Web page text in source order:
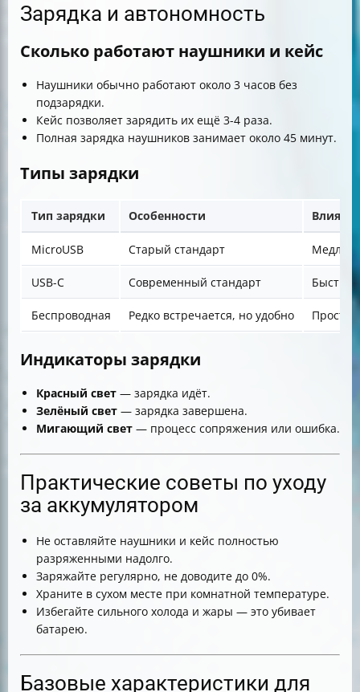
Зарядка и автономность
Сколько работают наушники и кейс
Наушники обычно работают около 3 часов без
подзарядки.
Кейс позволяет зарядить их ещё 3-4 раза.
Полная зарядка наушников занимает около 45 минут.
Типы зарядки
Тип зарядки Особенности
MicroUSB Старый стандарт
USB-C Современный стандарт
Беспроводная Редко встречается, но удобно Просто
Индикаторы зарядки
Красный свет — зарядка идёт.
Зелёный свет — зарядка завершена.
Мигающий свет — процесс сопряжения или ошибка.
Практические советы по уходу
за аккумулятором
Не оставляйте наушники и кейс полностью
разряженными надолго.
Заряжайте регулярно, не доводите до 0%.
Храните в сухом месте при комнатной температуре.
Избегайте сильного холода и жары — это убивает
батарею.
Базовые характеристики для